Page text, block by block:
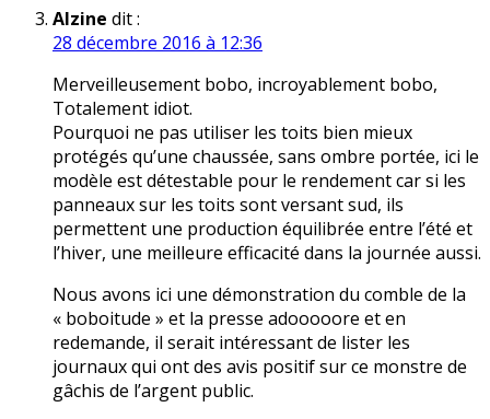
Alzine dit :
28 décembre 2016 à 12:36
Merveilleusement bobo, incroyablement bobo,
Totalement idiot.
Pourquoi ne pas utiliser les toits bien mieux
protégés qu’une chaussée, sans ombre portée, ici le
modèle est détestable pour le rendement car si les
panneaux sur les toits sont versant sud, ils
permettent une production équilibrée entre l’été et
l’hiver, une meilleure efficacité dans la journée aussi.
Nous avons ici une démonstration du comble de la
« boboitude » et la presse adooooore et en
redemande, il serait intéressant de lister les
journaux qui ont des avis positif sur ce monstre de
gâchis de l’argent public.